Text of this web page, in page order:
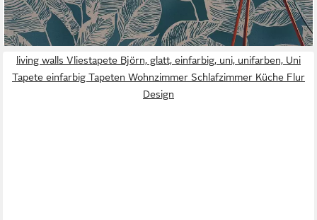
lieferbar - in 4-5 Werktagen bei dir
living walls Vliestapete Björn, glatt, einfarbig, uni, unifarben, Uni
Tapete einfarbig Tapeten Wohnzimmer Schlafzimmer Küche Flur
Design